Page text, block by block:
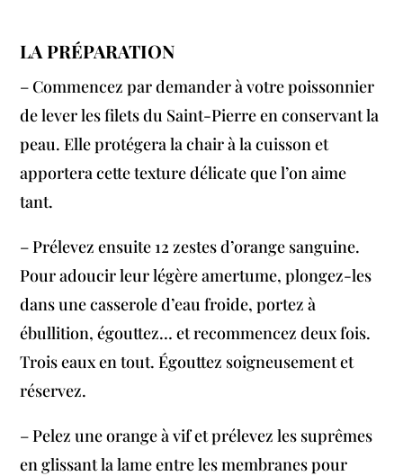
LA PRÉPARATION
– Commencez par demander à votre poissonnier
de lever les filets du Saint-Pierre en conservant la
peau. Elle protégera la chair à la cuisson et
apportera cette texture délicate que l’on aime
tant.
– Prélevez ensuite 12 zestes d’orange sanguine.
Pour adoucir leur légère amertume, plongez-les
dans une casserole d’eau froide, portez à
ébullition, égouttez… et recommencez deux fois.
Trois eaux en tout. Égouttez soigneusement et
réservez.
– Pelez une orange à vif et prélevez les suprêmes
en glissant la lame entre les membranes pour